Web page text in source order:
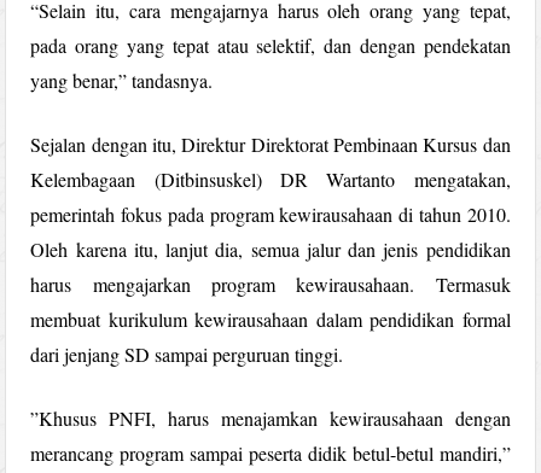
“Selain itu, cara mengajarnya harus oleh orang yang tepat,
pada orang yang tepat atau selektif, dan dengan pendekatan
yang benar,” tandasnya.
Sejalan dengan itu, Direktur Direktorat Pembinaan Kursus dan
Kelembagaan (Ditbinsuskel) DR Wartanto mengatakan,
pemerintah fokus pada program kewirausahaan di tahun 2010.
Oleh karena itu, lanjut dia, semua jalur dan jenis pendidikan
harus mengajarkan program kewirausahaan. Termasuk
membuat kurikulum kewirausahaan dalam pendidikan formal
dari jenjang SD sampai perguruan tinggi.
”Khusus PNFI, harus menajamkan kewirausahaan dengan
merancang program sampai peserta didik betul-betul mandiri,”